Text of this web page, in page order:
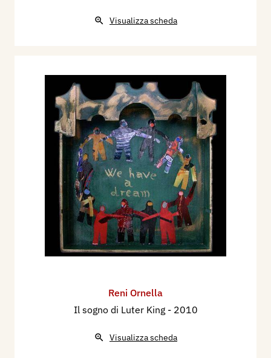
Visualizza scheda
Reni Ornella
Il sogno di Luter King - 2010
Visualizza scheda